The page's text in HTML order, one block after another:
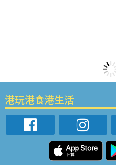
港玩港食港生活